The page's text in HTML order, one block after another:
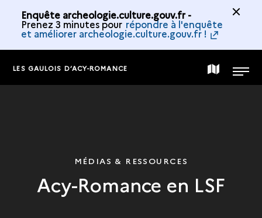
Enquête archeologie.culture.gouv.fr -
Prenez 3 minutes pour répondre à l'enquête
et améliorer archeologie.culture.gouv.fr !
LES GAULOIS D’ACY-ROMANCE CARTE
COLLECTION
MENU
MÉDIAS & RESSOURCES
Acy-Romance en LSF